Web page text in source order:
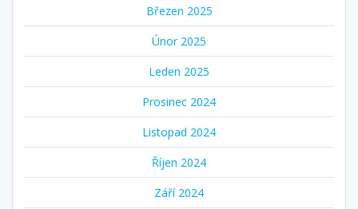
Březen 2025
Únor 2025
Leden 2025
Prosinec 2024
Listopad 2024
Říjen 2024
Září 2024